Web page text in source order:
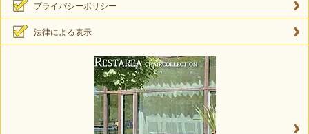
プライバシーポリシー
法律による表示